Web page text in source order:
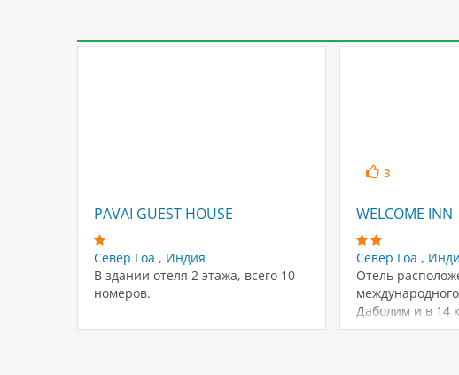
PAVAI GUEST HOUSE
Север Гоа , Индия
В здании отеля 2 этажа, всего 10
номеров.
3
WELCOME INN
Север Гоа ,
Отель
Даболим и в 14